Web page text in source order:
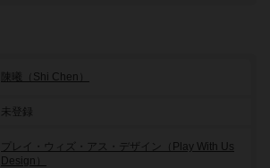
陳曦（Shi Chen）
未登録
プレイ・ウィズ・アス・デザイン（Play With Us
Design）